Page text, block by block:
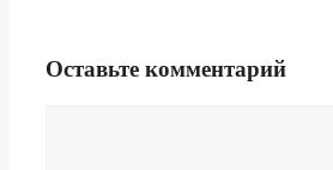
Оставьте комментарий